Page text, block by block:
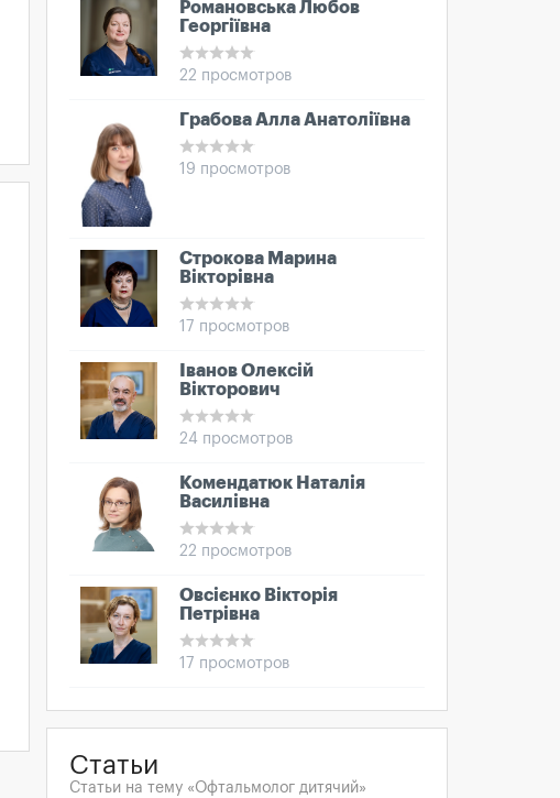
Романовська Любов
Георгіївна
22 просмотров
Грабова Алла Анатоліївна
19 просмотров
Строкова Марина
Вікторівна
17 просмотров
Іванов Олексій
Вікторович
24 просмотров
Комендатюк Наталія
Василівна
22 просмотров
Овсієнко Вікторія
Петрівна
17 просмотров
Статьи
Статьи на тему «Офтальмолог дитячий»